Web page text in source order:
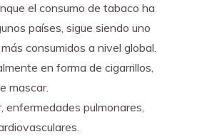
el consumo de tabaco ha
países, sigue siendo uno
consumidos a nivel global.
en forma de cigarrillos,
mascar.
enfermedades pulmonares,